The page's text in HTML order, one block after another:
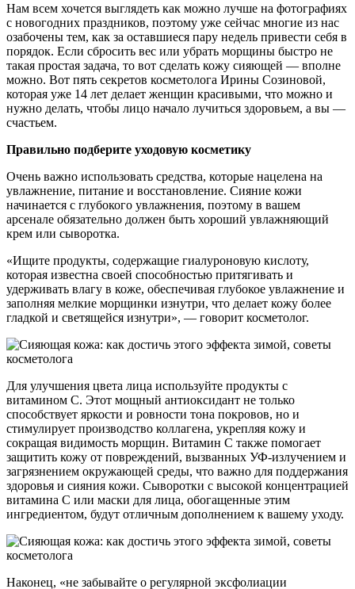
Нам всем хочется выглядеть как можно лучше на фотографиях
с новогодних праздников, поэтому уже сейчас многие из нас
озабочены тем, как за оставшиеся пару недель привести себя в
порядок. Если сбросить вес или убрать морщины быстро не
такая простая задача, то вот сделать кожу сияющей — вполне
можно. Вот пять секретов косметолога Ирины Созиновой,
которая уже 14 лет делает женщин красивыми, что можно и
нужно делать, чтобы лицо начало лучиться здоровьем, а вы —
счастьем.
Правильно подберите уходовую косметику
Очень важно использовать средства, которые нацелена на
увлажнение, питание и восстановление. Сияние кожи
начинается с глубокого увлажнения, поэтому в вашем
арсенале обязательно должен быть хороший увлажняющий
крем или сыворотка.
«Ищите продукты, содержащие гиалуроновую кислоту,
которая известна своей способностью притягивать и
удерживать влагу в коже, обеспечивая глубокое увлажнение и
заполняя мелкие морщинки изнутри, что делает кожу более
гладкой и светящейся изнутри», — говорит косметолог.
Для улучшения цвета лица используйте продукты с
витамином С. Этот мощный антиоксидант не только
способствует яркости и ровности тона покровов, но и
стимулирует производство коллагена, укрепляя кожу и
сокращая видимость морщин. Витамин С также помогает
защитить кожу от повреждений, вызванных УФ-излучением и
загрязнением окружающей среды, что важно для поддержания
здоровья и сияния кожи. Сыворотки с высокой концентрацией
витамина С или маски для лица, обогащенные этим
ингредиентом, будут отличным дополнением к вашему уходу.
Наконец, «не забывайте о регулярной эксфолиации